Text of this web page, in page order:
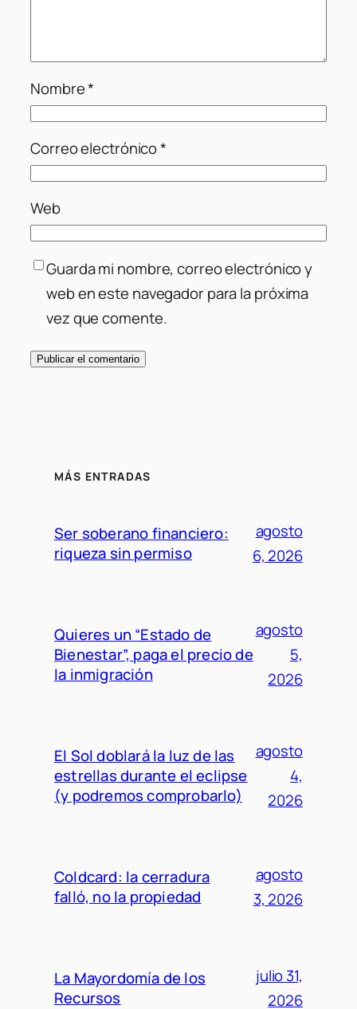
Nombre*
Correo electrónico*
Web
Guarda mi nombre, correo electrónico y
web en este navegador para la próxima
vez que comente.
MÁS ENTRADAS
Ser soberano financiero:
riqueza sin permiso
agosto
6, 2026
Quieres un “Estado de
Bienestar”, paga el precio de
la inmigración
agosto
5,
2026
El Sol doblará la luz de las
estrellas durante el eclipse
(y podremos comprobarlo)
agosto
4,
2026
Coldcard: la cerradura
falló, no la propiedad
agosto
3, 2026
La Mayordomía de los
Recursos
julio 31,
2026